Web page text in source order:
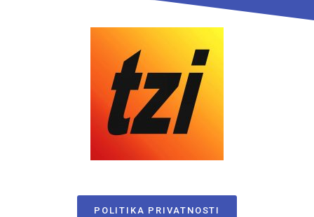
POLITIKA PRIVATNOSTI